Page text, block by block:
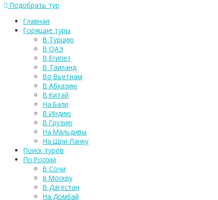
Подобрать тур
Главная
Горящие туры
В Турцию
В ОАЭ
В Египет
В Таиланд
Во Вьетнам
В Абхазию
В Китай
На Бали
В Индию
В Грузию
На Мальдивы
На Шри-Ланку
Поиск туров
По России
В Сочи
в Москву
В Дагестан
На Домбай